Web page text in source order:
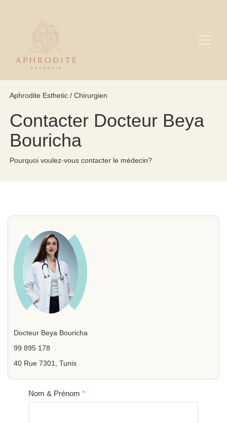
Aphrodite Esthetic / Chirurgien
Contacter Docteur Beya
Bouricha
Pourquoi voulez-vous contacter le médecin?
Docteur Beya Bouricha
99 895 178
40 Rue 7301, Tunis
Nom & Prénom *